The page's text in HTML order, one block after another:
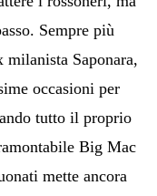
Sempre più
Saponara,
occasioni per
tutto il proprio
Big Mac
mette ancora